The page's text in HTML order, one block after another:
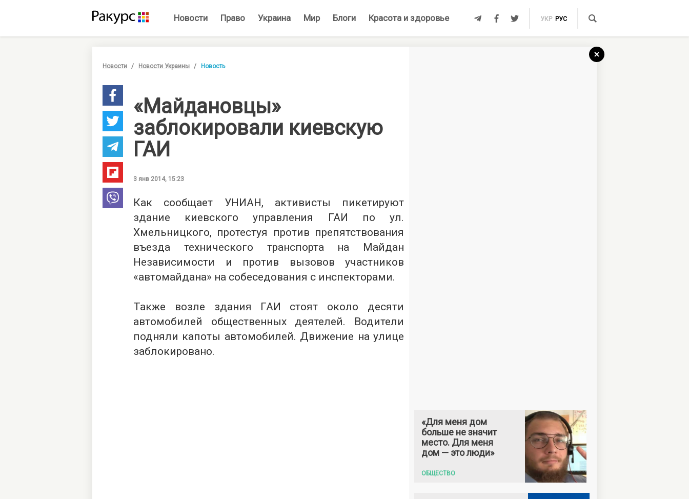
Новости Право Украина Мир Блоги Красота и здоровье УКР РУС
Новости Новости Украины Новость
«Майдановцы»
заблокировали киевскую
ГАИ
3 янв 2014, 15:23
Как сообщает УНИАН, активисты пикетируют
здание киевского управления ГАИ по ул.
Хмельницкого, протестуя против препятствования
въезда технического транспорта на Майдан
Независимости и против вызовов участников
«автомайдана» на собеседования с инспекторами.
Также возле здания ГАИ стоят около десяти
автомобилей общественных деятелей. Водители
подняли капоты автомобилей. Движение на улице
заблокировано.
«Для меня дом
больше не значит
место. Для меня
дом — это люди»
ОБЩЕСТВО